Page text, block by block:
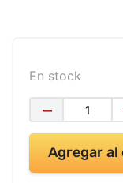
En stock
－
Agregar